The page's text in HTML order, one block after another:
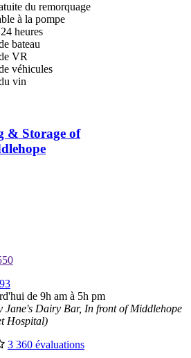
du remorquage
à la pompe
heures
bateau
VR
véhicules
vin
& Storage of
de 9h am à 5h pm
Jane's Dairy Bar, In front of Middlehope
Hospital)
3 360 évaluations